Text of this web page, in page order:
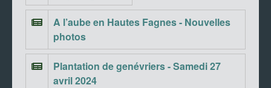
A l’aube en Hautes Fagnes - Nouvelles
photos
Plantation de genévriers - Samedi 27
avril 2024